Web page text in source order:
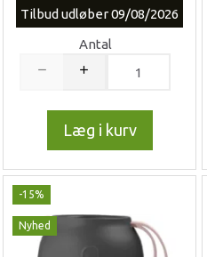
Tilbud udløber 09/08/2026
Antal
Læg i kurv
-15%
Nyhed